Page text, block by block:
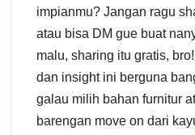
impianmu? Jangan ragu
atau bisa DM gue buat
malu, sharing itu gratis,
dan insight ini berguna
galau milih bahan furnitur
barengan move on dari